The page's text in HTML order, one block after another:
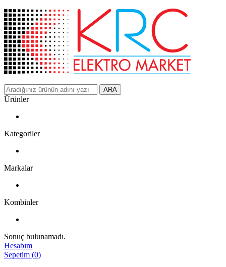
ARA
Ürünler
Kategoriler
Markalar
Kombinler
Sonuç bulunamadı.
Hesabım
Sepetim (0)